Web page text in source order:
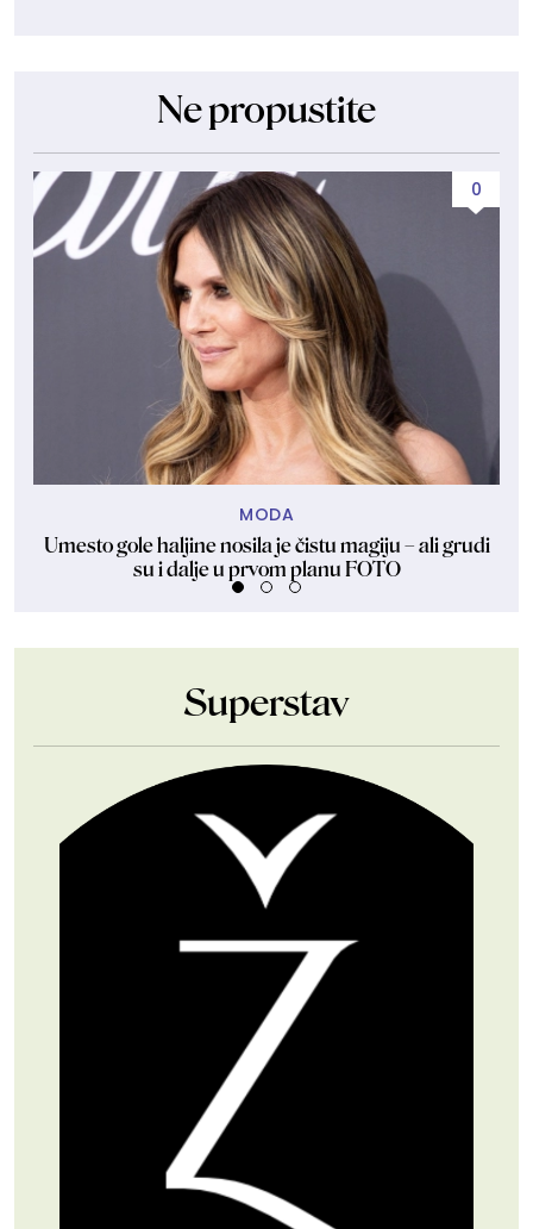
Ne propustite
0
MODA
Umesto gole haljine nosila je čistu magiju – ali grudi
su i dalje u prvom planu FOTO
Superstav